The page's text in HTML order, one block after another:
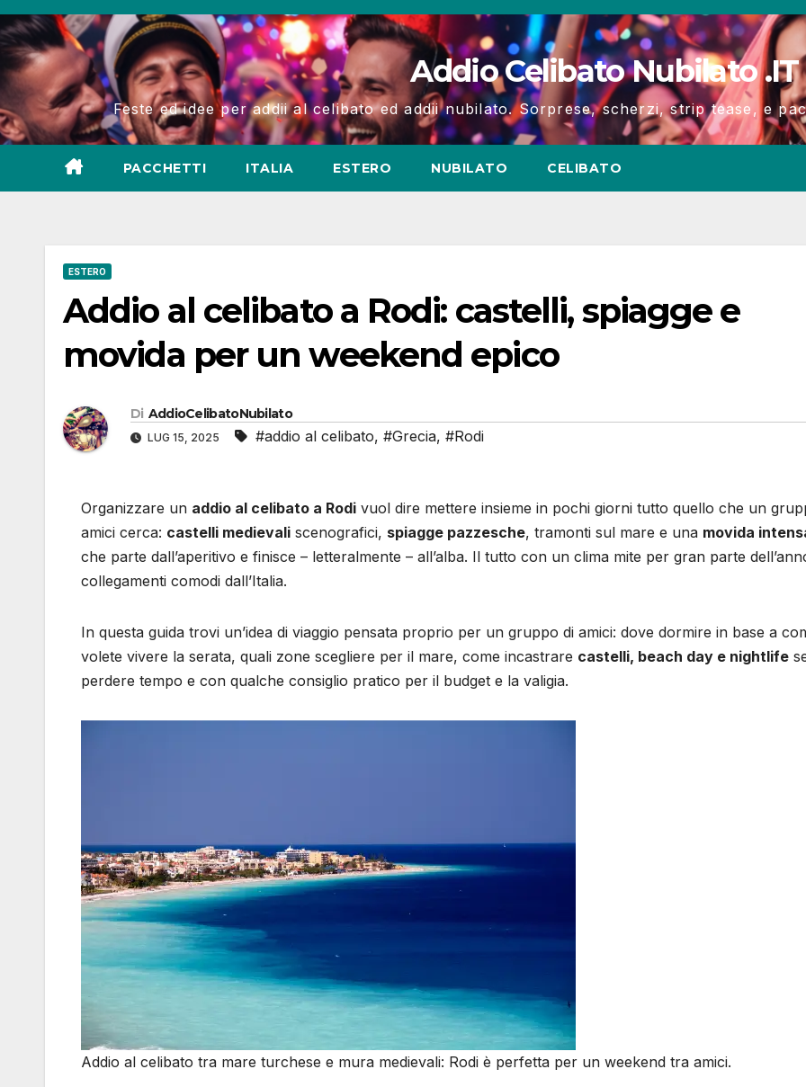
Salta
al
contenuto
Addio Celibato Nubilato .IT
Feste ed idee per addii al celibato ed addii nubilato. Sorprese, scherzi, strip tease, e
PACCHETTI ITALIA ESTERO NUBILATO CELIBATO
ESTERO
Addio al celibato a Rodi: castelli, spiagge e
movida per un weekend epico
Di AddioCelibatoNubilato
LUG 15, 2025 #addio al celibato, #Grecia, #Rodi
Organizzare un addio al celibato a Rodi vuol dire mettere insieme in pochi giorni tutto quello che un
amici cerca: castelli medievali scenografici, spiagge pazzesche, tramonti sul mare e una movida
che parte dall’aperitivo e finisce – letteralmente – all’alba. Il tutto con un clima mite per gran parte
collegamenti comodi dall’Italia.
In questa guida trovi un’idea di viaggio pensata proprio per un gruppo di amici: dove dormire in base a
volete vivere la serata, quali zone scegliere per il mare, come incastrare castelli, beach day e nightlife
perdere tempo e con qualche consiglio pratico per il budget e la valigia.
Addio al celibato tra mare turchese e mura medievali: Rodi è perfetta per un weekend tra amici.